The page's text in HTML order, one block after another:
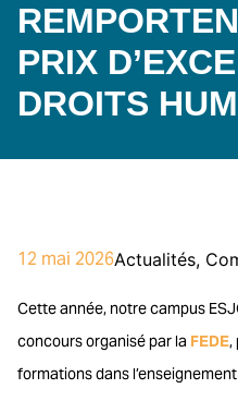
PRIX
DROITS
12 mai 2026Actualités,
Cette année, notre campus
concours organisé par la FEDE,
formations dans